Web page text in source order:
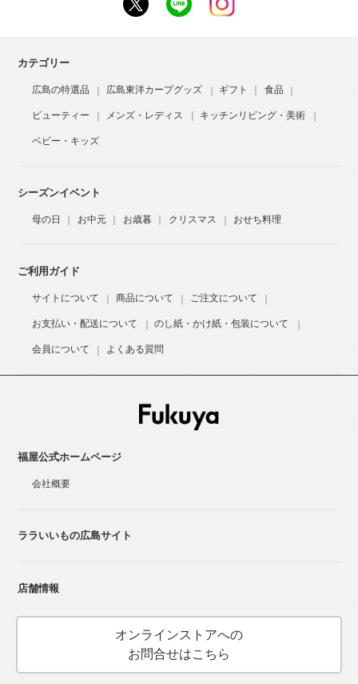
カテゴリー
広島の特選品 広島東洋カープグッズ ギフト 食品
ビューティー メンズ・レディス キッチンリビング・美術
ベビー・キッズ
シーズンイベント
母の日 お中元 お歳暮 クリスマス おせち料理
ご利用ガイド
サイトについて 商品について ご注文について
お支払い・配送について のし紙・かけ紙・包装について
会員について よくある質問
福屋公式ホームページ
会社概要
ララいいもの広島サイト
店舗情報
オンラインストアへの
お問合せはこちら